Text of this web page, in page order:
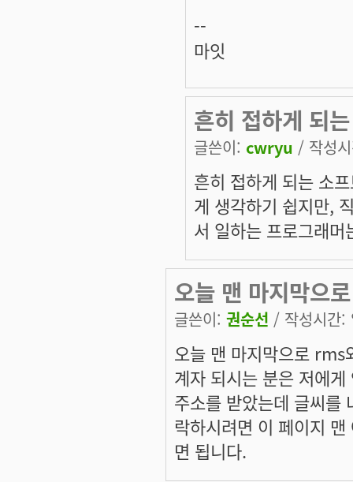
--
마잇
흔히 접하게 되는
글쓴이: cwryu / 작성
흔히 접하게 되는 소
게 생각하기 쉽지만,
서 일하는 프로그래
오늘 맨 마지막으로
글쓴이: 권순선 / 작성시간
오늘 맨 마지막으로 rms
계자 되시는 분은 저에
주소를 받았는데 글씨를
락하시려면 이 페이지
면 됩니다.